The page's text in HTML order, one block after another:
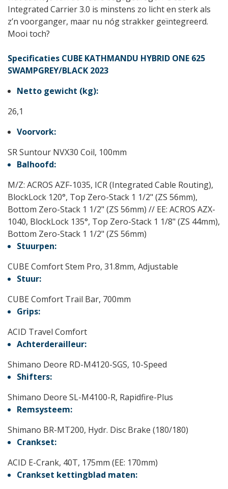
Integrated Carrier 3.0 is minstens zo licht en sterk als
z’n voorganger, maar nu nóg strakker geïntegreerd.
Mooi toch?
Specificaties CUBE KATHMANDU HYBRID ONE 625
SWAMPGREY/BLACK 2023
Netto gewicht (kg):
26,1
Voorvork:
SR Suntour NVX30 Coil, 100mm
Balhoofd:
M/Z: ACROS AZF-1035, ICR (Integrated Cable Routing),
BlockLock 120°, Top Zero-Stack 1 1/2" (ZS 56mm),
Bottom Zero-Stack 1 1/2" (ZS 56mm) // EE: ACROS AZX-
1040, BlockLock 135°, Top Zero-Stack 1 1/8" (ZS 44mm),
Bottom Zero-Stack 1 1/2" (ZS 56mm)
Stuurpen:
CUBE Comfort Stem Pro, 31.8mm, Adjustable
Stuur:
CUBE Comfort Trail Bar, 700mm
Grips:
ACID Travel Comfort
Achterderailleur:
Shimano Deore RD-M4120-SGS, 10-Speed
Shifters:
Shimano Deore SL-M4100-R, Rapidfire-Plus
Remsysteem:
Shimano BR-MT200, Hydr. Disc Brake (180/180)
Crankset:
ACID E-Crank, 40T, 175mm (EE: 170mm)
Crankset kettingblad maten: